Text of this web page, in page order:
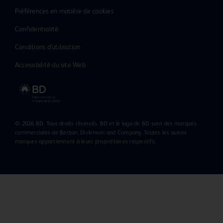
Préférences en matière de cookies
Confidentialité
Conditions d’utilisation
Accessibilité du site Web
© 2026 BD. Tous droits réservés. BD et le logo de BD sont des marques
commerciales de Becton, Dickinson and Company. Toutes les autres
marques appartiennent à leurs propriétaires respectifs.